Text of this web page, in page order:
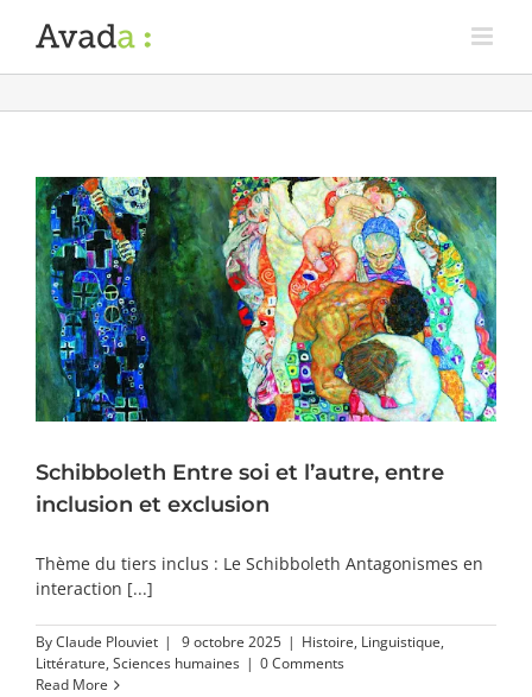
Schibboleth Entre soi et l’autre, entre
inclusion et exclusion
Thème du tiers inclus : Le Schibboleth Antagonismes en
interaction [...]
ByClaude Plouviet | 9 octobre 2025 | Histoire, Linguistique,
Littérature, Sciences humaines | 0 Comments
Read More